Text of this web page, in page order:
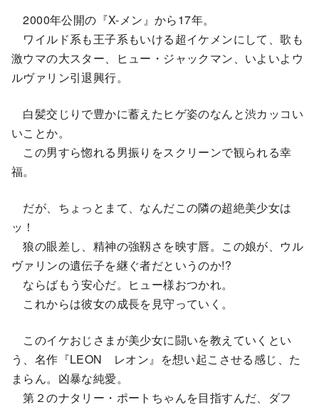
2000年公開の『X-メン』から17年。
ワイルド系も王子系もいける超イケメンにして、歌も
激ウマの大スター、ヒュー・ジャックマン、いよいよウ
ルヴァリン引退興行。
白髪交じりで豊かに蓄えたヒゲ姿のなんと渋カッコい
いことか。
この男すら惚れる男振りをスクリーンで観られる幸
福。
だが、ちょっとまて、なんだこの隣の超絶美少女は
ッ！
狼の眼差し、精神の強靱さを映す唇。この娘が、ウル
ヴァリンの遺伝子を継ぐ者だというのか!?
ならばもう安心だ。ヒュー様おつかれ。
これからは彼女の成長を見守っていく。
このイケおじさまが美少女に闘いを教えていくとい
う、名作『LEON レオン』を想い起こさせる感じ、た
まらん。凶暴な純愛。
第２のナタリー・ポートちゃんを目指すんだ、ダフ